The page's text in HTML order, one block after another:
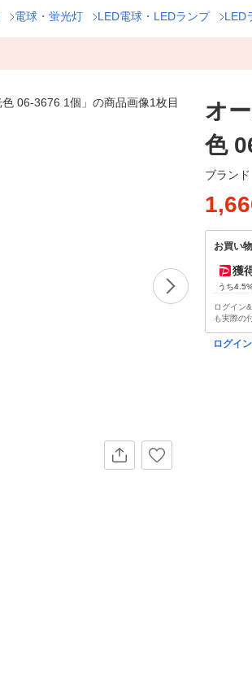
電球・蛍光灯 LED電球・LEDランプ LED
オ
色
ブランド
お買い
獲
うち
ログイン
も実際の
ログイ